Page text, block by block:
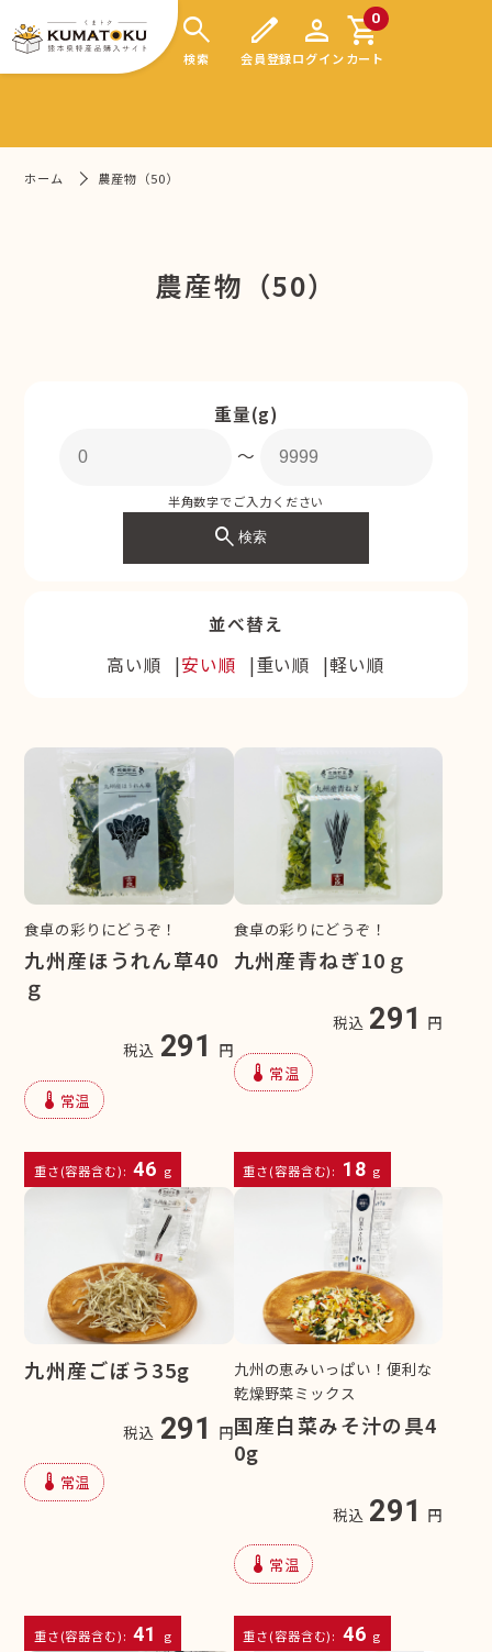
search
検索
edit
会員登録
person
ログイン
0
shopping_cart
カート
ホーム 農産物（50）
農産物（50）
重量(g)
〜
半角数字でご入力ください
search検索
並べ替え
高い順
安い順 重い順 軽い順
食卓の彩りにどうぞ！
九州産ほうれん草40
ｇ
税込 291 円
device_thermostat 常温
重さ(容器含む): 46 g
食卓の彩りにどうぞ！
九州産青ねぎ10ｇ
税込 291 円
device_thermostat 常温
重さ(容器含む): 18 g
九州産ごぼう35g
税込 291 円
device_thermostat 常温
重さ(容器含む): 41 g
九州の恵みいっぱい！便利な
乾燥野菜ミックス
国産白菜みそ汁の具4
0g
税込 291 円
device_thermostat 常温
重さ(容器含む): 46 g